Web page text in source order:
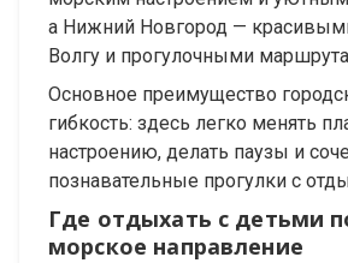
а Нижний Новгород —
Волгу и прогулочными
Основное преимущество
гибкость: здесь легко менять
настроению, делать паузы и
познавательные прогулки с
Где отдыхать с детьми
морское направление